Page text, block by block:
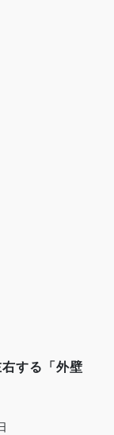
する「外壁